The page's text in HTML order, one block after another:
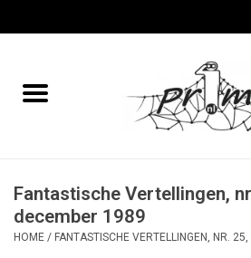
Home
DVD's en CD's
periodieken
Fantastische Vertellingen,
december 1989
HOME / FANTASTISCHE VERTELLINGEN, NR.